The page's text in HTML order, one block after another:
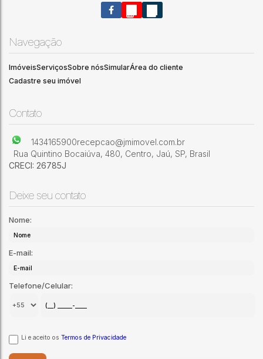
Excelente ponto comercial de esquina com banheiro mais 03
Jardim Pires de Campos
Navegação
ImóveisServiçosSobre nósSimularÁrea do cliente
Cadastre seu imóvel
Contato
1434165900recepcao@jmimovel.com.br
Rua Quintino Bocaiúva, 480, Centro, Jaú, SP, Brasil
CRECI: 26785J
Deixe seu contato
Nome:
E-mail:
Telefone/Celular:
Li e aceito os Termos de Privacidade